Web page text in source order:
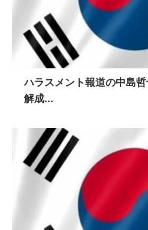
ハラスメント報道の中島
解成...